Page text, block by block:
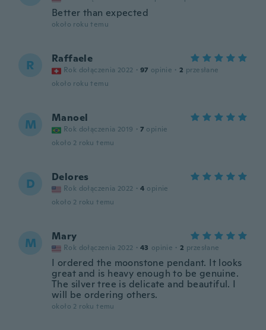
Better than expected
około roku temu
R Raffaele
Rok dołączenia 2022 · 97 opinie · 2 przesłane
około roku temu
M Manoel
Rok dołączenia 2019 · 7 opinie
około 2 roku temu
D Delores
Rok dołączenia 2022 · 4 opinie
około 2 roku temu
M Mary
Rok dołączenia 2022 · 43 opinie · 2 przesłane
I ordered the moonstone pendant. It looks
great and is heavy enough to be genuine.
The silver tree is delicate and beautiful. I
will be ordering others.
około 2 roku temu